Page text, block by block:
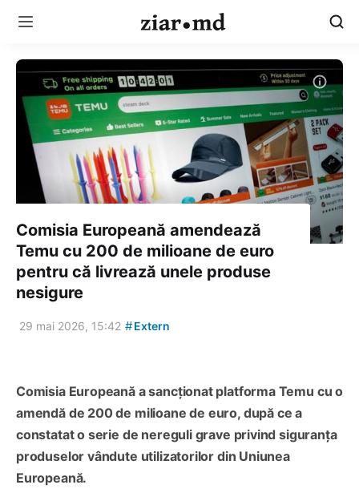
Comisia Europeană amendează
Temu cu 200 de milioane de euro
pentru că livrează unele produse
nesigure
29 mai 2026, 15:42 #Extern
Comisia Europeană a sancționat platforma Temu cu o
amendă de 200 de milioane de euro, după ce a
constatat o serie de nereguli grave privind siguranța
produselor vândute utilizatorilor din Uniunea
Europeană.